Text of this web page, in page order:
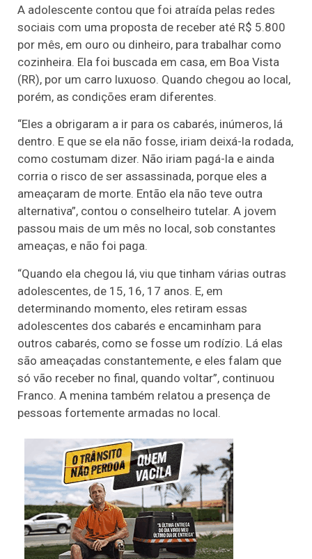
A adolescente contou que foi atraída pelas redes
sociais com uma proposta de receber até R$ 5.800
por mês, em ouro ou dinheiro, para trabalhar como
cozinheira. Ela foi buscada em casa, em Boa Vista
(RR), por um carro luxuoso. Quando chegou ao local,
porém, as condições eram diferentes.
“Eles a obrigaram a ir para os cabarés, inúmeros, lá
dentro. E que se ela não fosse, iriam deixá-la rodada,
como costumam dizer. Não iriam pagá-la e ainda
corria o risco de ser assassinada, porque eles a
ameaçaram de morte. Então ela não teve outra
alternativa”, contou o conselheiro tutelar. A jovem
passou mais de um mês no local, sob constantes
ameaças, e não foi paga.
“Quando ela chegou lá, viu que tinham várias outras
adolescentes, de 15, 16, 17 anos. E, em
determinando momento, eles retiram essas
adolescentes dos cabarés e encaminham para
outros cabarés, como se fosse um rodízio. Lá elas
são ameaçadas constantemente, e eles falam que
só vão receber no final, quando voltar”, continuou
Franco. A menina também relatou a presença de
pessoas fortemente armadas no local.